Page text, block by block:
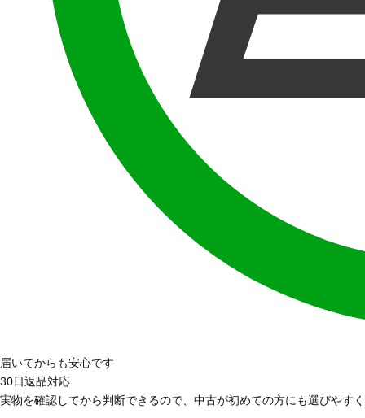
届いてからも安心です
30日返品対応
実物を確認してから判断できるので、中古が初めての方にも選びやす